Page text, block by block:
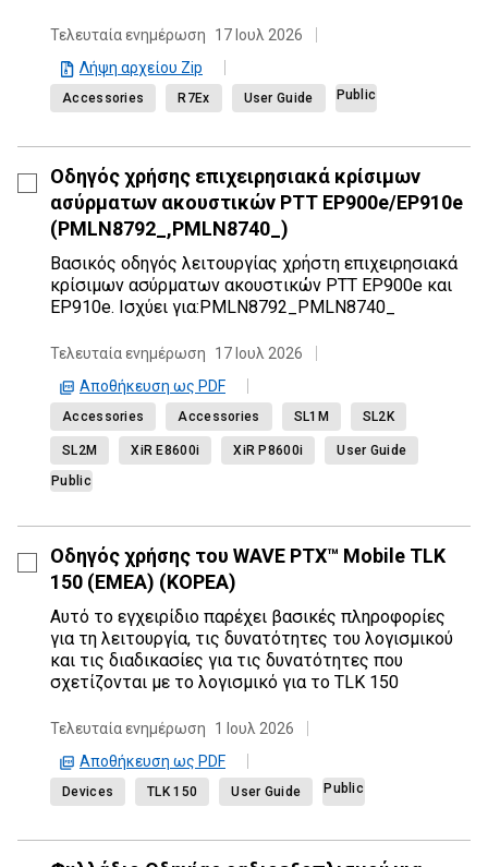
Τελευταία ενημέρωση
17 Ιουλ 2026
Λήψη αρχείου Zip
Accessories R7Ex User Guide Public
Οδηγός χρήσης επιχειρησιακά κρίσιμων
ασύρματων ακουστικών PTT EP900e/EP910e
(PMLN8792_,PMLN8740_)
Βασικός οδηγός λειτουργίας χρήστη επιχειρησιακά
κρίσιμων ασύρματων ακουστικών PTT EP900e και
EP910e. Ισχύει για:PMLN8792_PMLN8740_
Τελευταία ενημέρωση
17 Ιουλ 2026
Αποθήκευση ως PDF
Accessories Accessories SL1M SL2K
SL2M XiR E8600i XiR P8600i
User Guide
Public
Οδηγός χρήσης του WAVE PTX™ Mobile TLK
150 (EMEA) (ΚΟΡΕΑ)
Αυτό το εγχειρίδιο παρέχει βασικές πληροφορίες
για τη λειτουργία, τις δυνατότητες του λογισμικού
και τις διαδικασίες για τις δυνατότητες που
σχετίζονται με το λογισμικό για το TLK 150
Τελευταία ενημέρωση
1 Ιουλ 2026
Αποθήκευση ως PDF
Devices TLK 150 User Guide Public